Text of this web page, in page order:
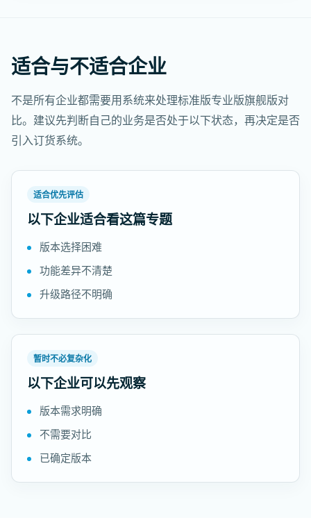
适合与不适合企业
不是所有企业都需要用系统来处理标准版专业版旗舰版对
比。建议先判断自己的业务是否处于以下状态，再决定是否
引入订货系统。
适合优先评估
以下企业适合看这篇专题
版本选择困难
功能差异不清楚
升级路径不明确
暂时不必复杂化
以下企业可以先观察
版本需求明确
不需要对比
已确定版本